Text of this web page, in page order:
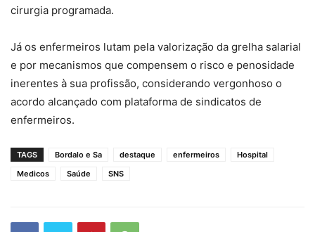
cirurgia programada.
Já os enfermeiros lutam pela valorização da grelha salarial
e por mecanismos que compensem o risco e penosidade
inerentes à sua profissão, considerando vergonhoso o
acordo alcançado com plataforma de sindicatos de
enfermeiros.
TAGS Bordalo e Sa destaque enfermeiros
Hospital
Medicos
Saúde SNS